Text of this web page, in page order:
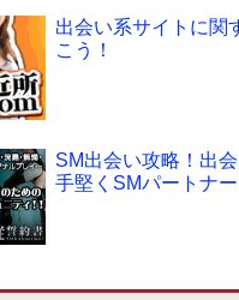
出会い系サイトに関
こう！
SM出会い攻略！出
手堅くSMパートナ